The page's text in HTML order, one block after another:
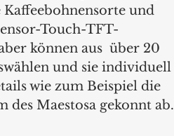
und
Touch-TFT-
können aus  über 20
und sie individuell
wie zum Beispiel die
Maestosa gekonnt ab.